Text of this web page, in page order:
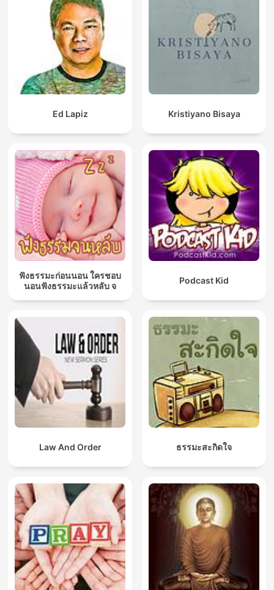
Ed Lapiz Kristiyano Bisaya
ฟังธรรมะก่อนนอน ใครชอบ
นอนฟังธรรมะแล้วหลับ จ
Podcast Kid
Law And Order ธรรมะสะกิดใจ